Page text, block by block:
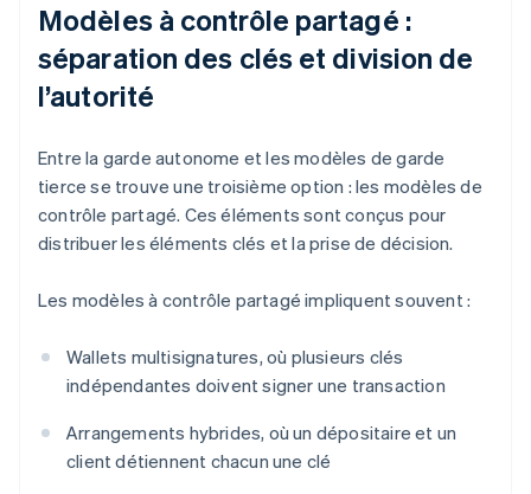
Modèles à contrôle partagé :
séparation des clés et division de
l’autorité
Entre la garde autonome et les modèles de garde
tierce se trouve une troisième option : les modèles de
contrôle partagé. Ces éléments sont conçus pour
distribuer les éléments clés et la prise de décision.
Les modèles à contrôle partagé impliquent souvent :
Wallets multisignatures, où plusieurs clés
indépendantes doivent signer une transaction
Arrangements hybrides, où un dépositaire et un
client détiennent chacun une clé